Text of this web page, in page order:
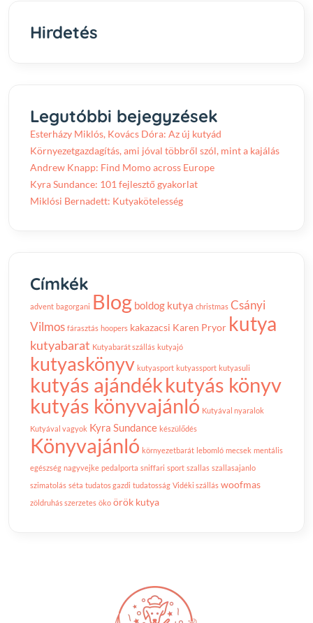
Hirdetés
Legutóbbi bejegyzések
Esterházy Miklós, Kovács Dóra: Az új kutyád
Környezetgazdagítás, ami jóval többről szól, mint a kajálás
Andrew Knapp: Find Momo across Europe
Kyra Sundance: 101 fejlesztő gyakorlat
Miklósi Bernadett: Kutyakötelesség
Címkék
advent bagorgani Blog boldog kutya christmas Csányi
Vilmos fárasztás hoopers kakazacsi Karen Pryor kutya
kutyabarat Kutyabarát szállás kutyajó
kutyaskönyv kutyasport kutyassport kutyasuli
kutyás ajándékkutyás könyv
kutyás könyvajánló Kutyával nyaralok
Kutyával vagyok Kyra Sundance készülődés
Könyvajánló környezetbarát lebomló mecsek mentális
egészség nagyvejke pedalporta sniffari sport szallas szallasajanlo
szimatolás séta tudatos gazdi tudatosság Vidéki szállás woofmas
zöldruhás szerzetes öko örök kutya